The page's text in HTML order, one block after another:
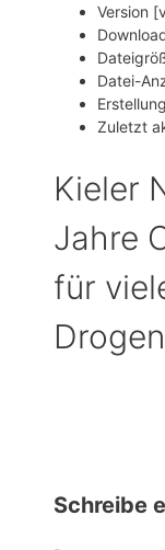
Version
Datei-
Zuletzt
Kieler
Jahre
für
Schreibe